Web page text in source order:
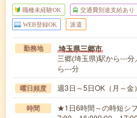
職種未経験OK 交通費別途支給あり
WEB登録OK 派遣
勤務地 埼玉県三郷市
三郷(埼玉県)駅から---
ら---分
曜日頻度 週3日～5日OK（月～
時間
★1日6時間～の時短シ